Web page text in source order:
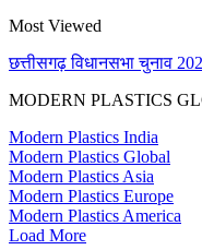
Most Viewed
छत्तीसगढ़ विधानसभा चुनाव
MODERN PLASTICS
Modern Plastics India
Modern Plastics Global
Modern Plastics Asia
Modern Plastics Europe
Modern Plastics America
Load More